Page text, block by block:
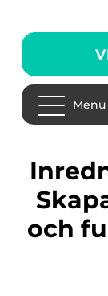
Menu
Inredning till barnrum –
och